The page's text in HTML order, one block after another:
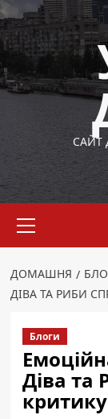
Перейти
до
вмісту
САЙТ
меню
ДОМАШНЯ
ДІВА ТА РИБИ
Блоги
Діва та
критику